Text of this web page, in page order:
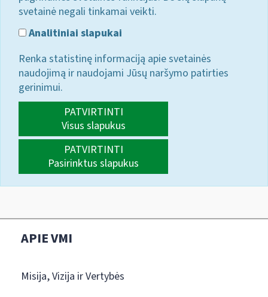
svetainė negali tinkamai veikti.
Analitiniai slapukai
Renka statistinę informaciją apie svetainės
naudojimą ir naudojami Jūsų naršymo patirties
gerinimui.
PATVIRTINTI
Visus slapukus
PATVIRTINTI
Pasirinktus slapukus
APIE VMI
Misija, Vizija ir Vertybės